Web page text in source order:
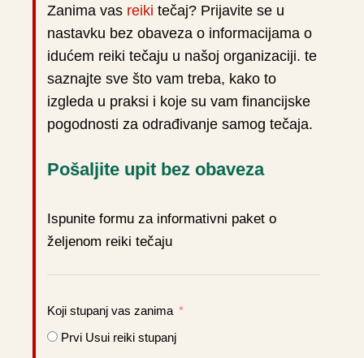
Zanima vas reiki tečaj? Prijavite se u
nastavku bez obaveza o informacijama o
idućem reiki tečaju u našoj organizaciji. te
saznajte sve što vam treba, kako to
izgleda u praksi i koje su vam financijske
pogodnosti za odrađivanje samog tečaja.
Pošaljite upit bez obaveza
Ispunite formu za informativni paket o
željenom reiki tečaju
Koji stupanj vas zanima
Prvi Usui reiki stupanj